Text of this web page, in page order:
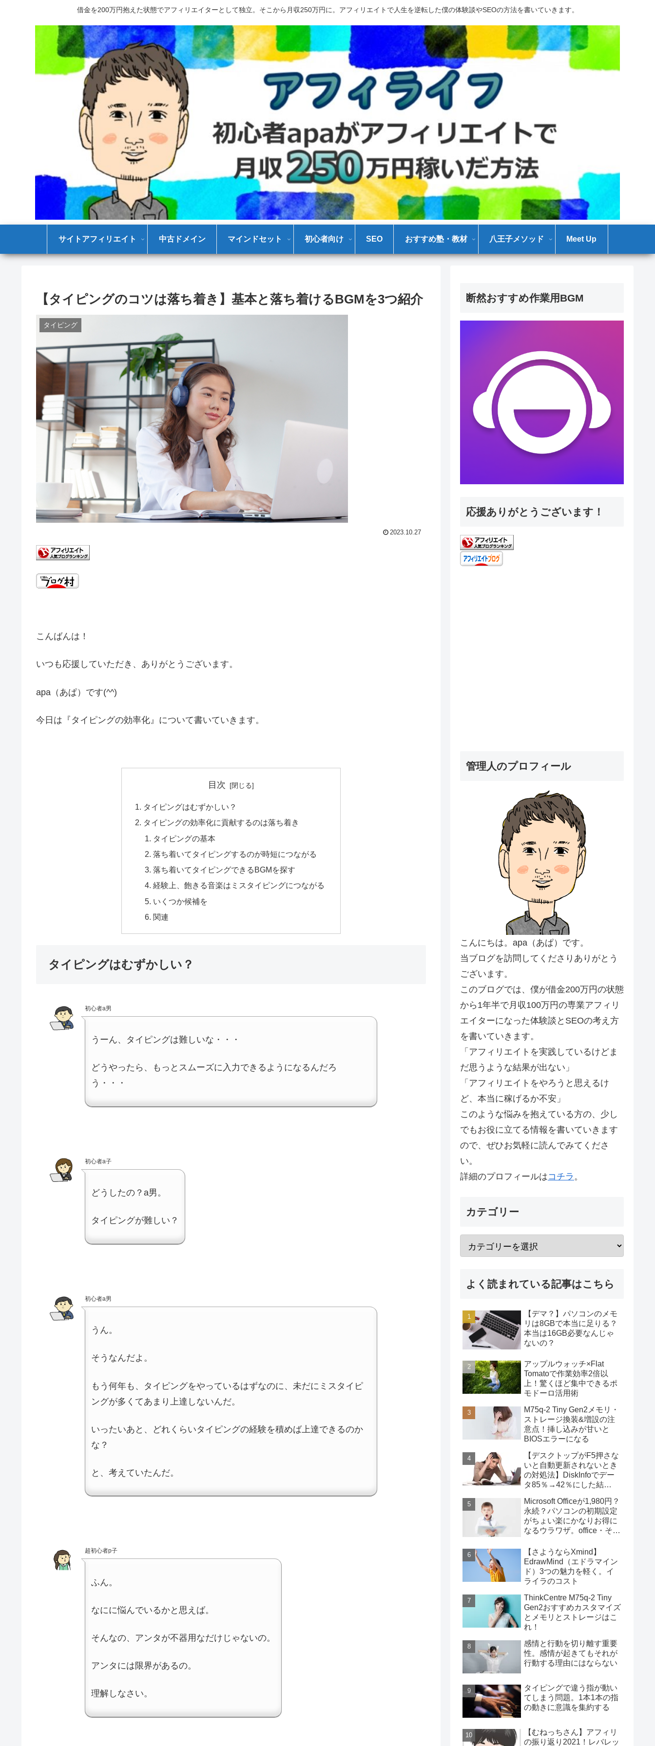
借金を200万円抱えた状態でアフィリエイターとして独立。そこから月収250万円に。アフィリエイトで人生を逆転した僕の体験談やSEOの方法を書いていきます。
サイトアフィリエイト 中古ドメイン マインドセット 初心者向け SEO おすすめ塾・教材 八王子メソッド Meet Up
【タイピングのコツは落ち着き】基本と落ち着けるBGMを3つ紹介
タイピング
2023.10.27
こんばんは！
いつも応援していただき、ありがとうございます。
apa（あぱ）です(^^)
今日は『タイピングの効率化』について書いていきます。
目次
タイピングはむずかしい？
タイピングの効率化に貢献するのは落ち着き
タイピングの基本
落ち着いてタイピングするのが時短につながる
落ち着いてタイピングできるBGMを探す
経験上、飽きる音楽はミスタイピングにつながる
いくつか候補を
関連
タイピングはむずかしい？
初心者a男
うーん、タイピングは難しいな・・・
どうやったら、もっとスムーズに入力できるようになるんだろ
う・・・
初心者a子
どうしたの？a男。
タイピングが難しい？
初心者a男
うん。
そうなんだよ。
もう何年も、タイピングをやっているはずなのに、未だにミスタイピ
ングが多くてあまり上達しないんだ。
いったいあと、どれくらいタイピングの経験を積めば上達できるのか
な？
と、考えていたんだ。
超初心者p子
ふん。
なにに悩んでいるかと思えば。
そんなの、アンタが不器用なだけじゃないの。
アンタには限界があるの。
理解しなさい。
断然おすすめ作業用BGM
応援ありがとうございます！
管理人のプロフィール
こんにちは。apa（あぱ）です。
当ブログを訪問してくださりありがとう
ございます。
このブログでは、僕が借金200万円の状態
から1年半で月収100万円の専業アフィリ
エイターになった体験談とSEOの考え方
を書いていきます。
「アフィリエイトを実践しているけどま
だ思うような結果が出ない」
「アフィリエイトをやろうと思えるけ
ど、本当に稼げるか不安」
このような悩みを抱えている方の、少し
でもお役に立てる情報を書いていきます
ので、ぜひお気軽に読んでみてくださ
い。
詳細のプロフィールはコチラ 。
カテゴリー
よく読まれている記事はこちら
【デマ？】パソコンのメモ
リは8GBで本当に足りる？
本当は16GB必要なんじゃ
ないの？
アップルウォッチ×Flat
Tomatoで作業効率2倍以
上！驚くほど集中できるポ
モドーロ活用術
M75q-2 Tiny Gen2メモリ・
ストレージ換装&増設の注
意点！挿し込みが甘いと
BIOSエラーになる
【デスクトップがF5押さな
いと自動更新されないとき
の対処法】DiskInfoでデー
タ85％→42％にした結
Microsoft Officeが1,980円？
永続？パソコンの初期設定
がちょい楽にかなりお得に
なるウラワザ。office・その
【さようならXmind】
EdrawMind（エドラマイン
ド）3つの魅力を軽く。イ
ライラのコスト
ThinkCentre M75q-2 Tiny
Gen2おすすめカスタマイズ
とメモリとストレージはこ
れ！
感情と行動を切り離す重要
性。感情が起きてもそれが
行動する理由にはならない
タイピングで違う指が動い
てしまう問題。1本1本の指
の動きに意識を集約する
【むねっちさん】アフィリ
の振り返り2021！レバレッ